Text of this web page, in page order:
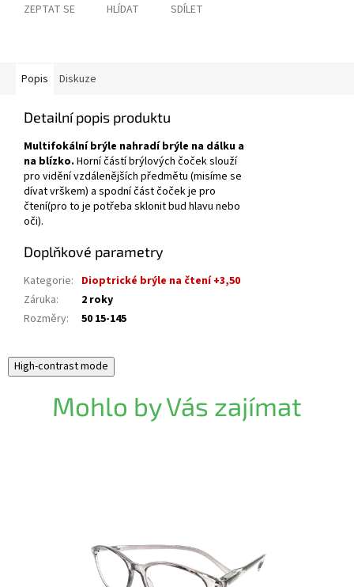
ZEPTAT SE HLÍDAT SDÍLET
Popis Diskuze
Detailní popis produktu
Multifokální brýle nahradí brýle na dálku a
na blízko. Horní částí brýlových čoček slouží
pro vidění vzdálenějších předmětu (misíme se
dívat vrškem) a spodní část čoček je pro
čtení(pro to je potřeba sklonit bud hlavu nebo
oči).
Doplňkové parametry
Kategorie: Dioptrické brýle na čtení +3,50
Záruka:
2 roky
Rozměry: 50 15-145
High-contrast mode
Mohlo by Vás zajímat